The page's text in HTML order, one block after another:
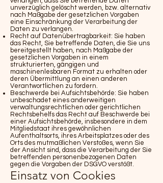
unverzüglich gelöscht werden, bzw. alternativ
nach Maßgabe der gesetzlichen Vorgaben
eine Einschränkung der Verarbeitung der
Daten zu verlangen.
Recht auf Datenübertragbarkeit: Sie haben
das Recht, Sie betreffende Daten, die Sie uns
bereitgestellt haben, nach Maßgabe der
gesetzlichen Vorgaben in einem
strukturierten, gängigen und
maschinenlesbaren Format zu erhalten oder
deren Übermittlung an einen anderen
Verantwortlichen zu fordern.
Beschwerde bei Aufsichtsbehörde: Sie haben
unbeschadet eines anderweitigen
verwaltungsrechtlichen oder gerichtlichen
Rechtsbehelfs das Recht auf Beschwerde bei
einer Aufsichtsbehörde, insbesondere in dem
Mitgliedstaat ihres gewöhnlichen
Aufenthaltsorts, ihres Arbeitsplatzes oder des
Orts des mutmaßlichen Verstoßes, wenn Sie
der Ansicht sind, dass die Verarbeitung der Sie
betreffenden personenbezogenen Daten
gegen die Vorgaben der DSGVO verstößt.
Einsatz von Cookies